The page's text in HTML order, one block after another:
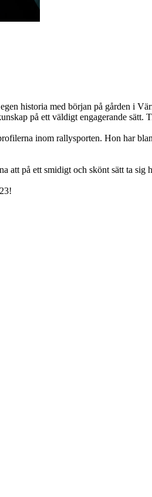
historia med början på gården i
på ett väldigt engagerande sätt.
inom rallysporten. Hon har
på ett smidigt och skönt sätt ta